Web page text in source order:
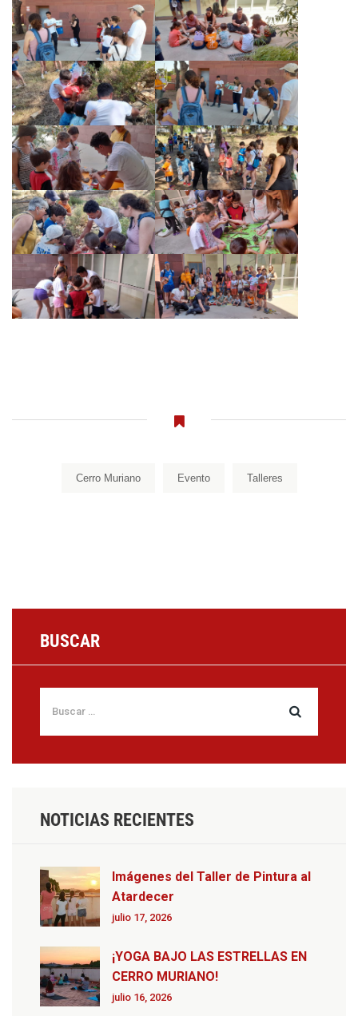
Cerro Muriano Evento Talleres
BUSCAR
NOTICIAS RECIENTES
Imágenes del Taller de Pintura al
Atardecer
julio 17, 2026
¡YOGA BAJO LAS ESTRELLAS EN
CERRO MURIANO!
julio 16, 2026